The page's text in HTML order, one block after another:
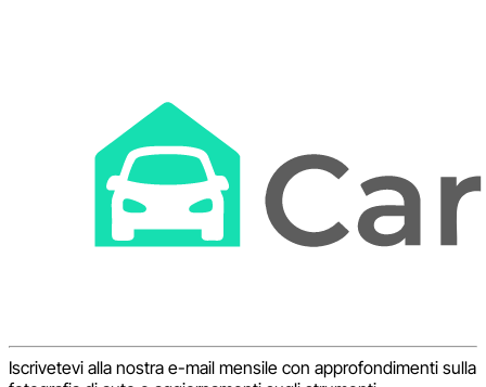
Iscrivetevi alla nostra e-mail mensile con approfondimenti sulla